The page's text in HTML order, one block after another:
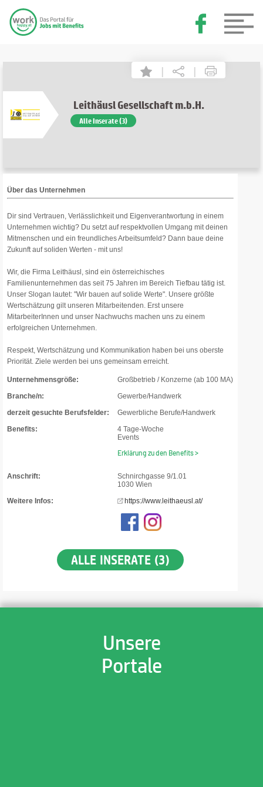
| |
Leithäusl Gesellschaft m.b.H.
Alle Inserate (3)
Über das Unternehmen
Dir sind Vertrauen, Verlässlichkeit und Eigenverantwortung in einem
Unternehmen wichtig? Du setzt auf respektvollen Umgang mit deinen
Mitmenschen und ein freundliches Arbeitsumfeld? Dann baue deine
Zukunft auf soliden Werten - mit uns!
Wir, die Firma Leithäusl, sind ein österreichisches
Familienunternehmen das seit 75 Jahren im Bereich Tiefbau tätig ist.
Unser Slogan lautet: "Wir bauen auf solide Werte". Unsere größte
Wertschätzung gilt unseren Mitarbeitenden. Erst unsere
MitarbeiterInnen und unser Nachwuchs machen uns zu einem
erfolgreichen Unternehmen.
Respekt, Wertschätzung und Kommunikation haben bei uns oberste
Priorität. Ziele werden bei uns gemeinsam erreicht.
Unternehmensgröße:
Großbetrieb / Konzerne (ab 100 MA)
Branche/n:
Gewerbe/Handwerk
derzeit gesuchte Berufsfelder:
Gewerbliche Berufe/Handwerk
Benefits:
4 Tage-Woche
Events
Erklärung zu den Benefits >
Anschrift:
Schnirchgasse 9/1.01
1030 Wien
Weitere Infos:
https://www.leithaeusl.at/
ALLE INSERATE (3)
Unsere
Portale